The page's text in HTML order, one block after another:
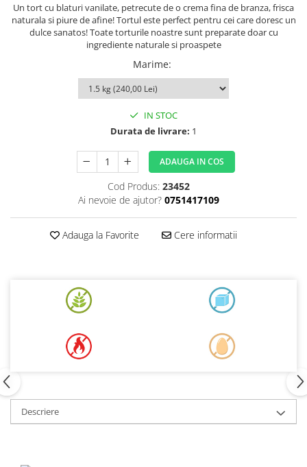
Un tort cu blaturi vanilate, petrecute de o crema fina de branza, frisca
naturala si piure de afine! Tortul este perfect pentru cei care doresc un
dulce sanatos! Toate torturile noastre sunt preparate doar cu
ingrediente naturale si proaspete
Marime:
IN STOC
Durata de livrare: 1
ADAUGA IN COS
Cod Produs: 23452
Ai nevoie de ajutor? 0751417109
Adauga la Favorite Cere informatii
Descriere